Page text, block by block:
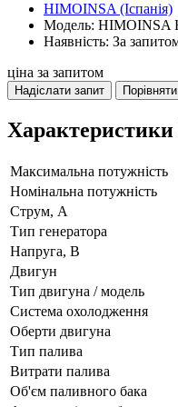
HIMOINSA (Іспанія)
Модель: HIMOINSA
Наявність: За
ціна за запитом
Надіслати запит Порівняти
Максимальна потужність
Номінальна потужність
Струм, А
Тип генератора
Напруга, В
Двигун
Тип двигуна / модель
Система охолодження
Оберти двигуна
Тип палива
Витрати палива
Об'єм паливного бака